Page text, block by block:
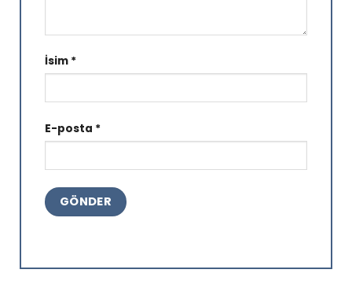
İsim *
E-posta *